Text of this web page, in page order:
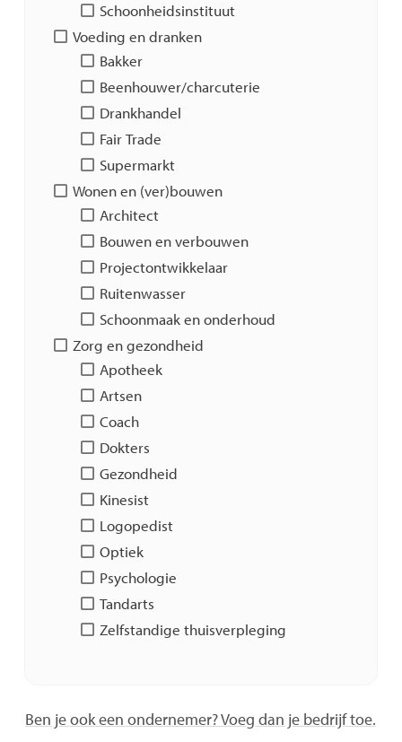
Schoonheidsinstituut
Voeding en dranken
Bakker
Beenhouwer/charcuterie
Drankhandel
Fair Trade
Supermarkt
Wonen en (ver)bouwen
Architect
Bouwen en verbouwen
Projectontwikkelaar
Ruitenwasser
Schoonmaak en onderhoud
Zorg en gezondheid
Apotheek
Artsen
Coach
Dokters
Gezondheid
Kinesist
Logopedist
Optiek
Psychologie
Tandarts
Zelfstandige thuisverpleging
Ben je ook een ondernemer? Voeg dan je bedrijf toe.